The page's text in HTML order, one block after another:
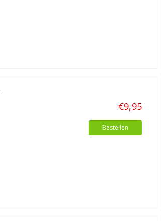
€9,95
Bestellen